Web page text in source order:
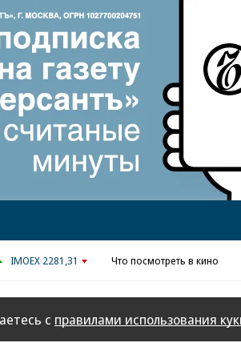
Реклама в «Ъ»
IMOEX 2281,31 Что посмотреть в кино
с правилами использования